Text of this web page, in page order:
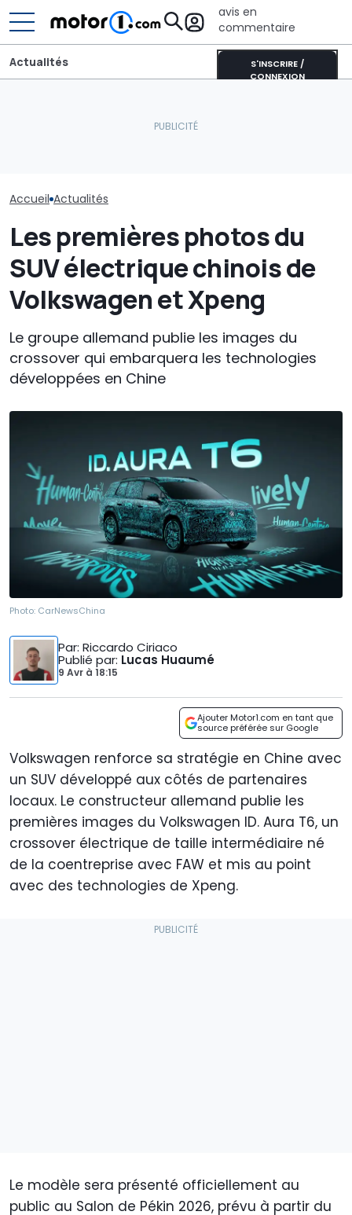
avis en
commentaire
S'INSCRIRE /
CONNEXION
Actualités
Accueil Actualités
Les premières photos du
SUV électrique chinois de
Volkswagen et Xpeng
Le groupe allemand publie les images du
crossover qui embarquera les technologies
développées en Chine
Photo: CarNewsChina
Par: Riccardo Ciriaco
Publié par: Lucas Huaumé
9 Avr à 18:15
Ajouter Motor1.com en tant que
source préférée sur Google
Volkswagen renforce sa stratégie en Chine avec
un SUV développé aux côtés de partenaires
locaux. Le constructeur allemand publie les
premières images du Volkswagen ID. Aura T6, un
crossover électrique de taille intermédiaire né
de la coentreprise avec FAW et mis au point
avec des technologies de Xpeng.
Le modèle sera présenté officiellement au
public au Salon de Pékin 2026, prévu à partir du